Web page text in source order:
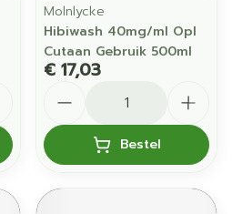
Molnlycke
Hibiwash 40mg/ml Opl
Cutaan Gebruik 500ml
€ 17,03
Bestel